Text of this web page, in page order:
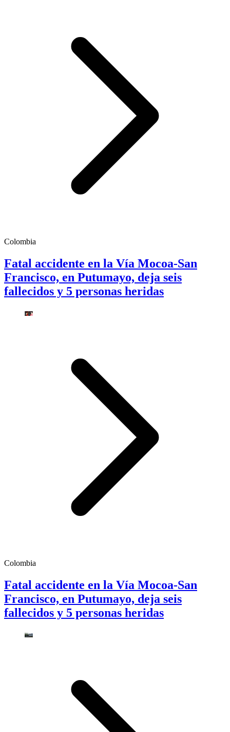
Colombia
Fatal accidente en la Vía Mocoa-San
Francisco, en Putumayo, deja seis
fallecidos y 5 personas heridas
Colombia
Fatal accidente en la Vía Mocoa-San
Francisco, en Putumayo, deja seis
fallecidos y 5 personas heridas